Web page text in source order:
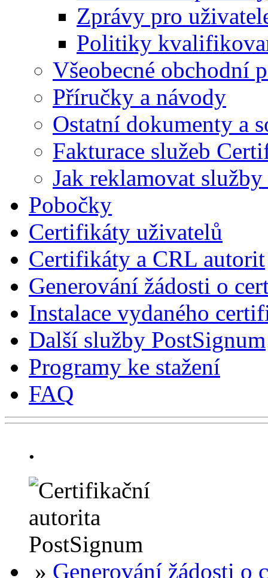
Zprávy pro
Politiky
Všeobecné obchodní
Příručky a návody
Ostatní dokumenty a
Fakturace služeb
Jak reklamovat
Pobočky
Certifikáty uživatelů
Certifikáty a CRL autorit
Generování žádosti o
Instalace vydaného
Další služby PostSignum
Programy ke stažení
FAQ
.
» Generování žádosti o